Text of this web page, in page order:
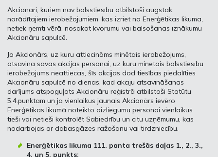
Akcionāri, kuriem nav balsstiesību atbilstoši augstāk
norādītajiem ierobežojumiem, kas izriet no Enerģētikas likuma,
netiek ņemti vērā, nosakot kvorumu vai balsošanas iznākumu
Akcionāru sapulcē.
Ja Akcionārs, uz kuru attiecināms minētais ierobežojums,
atsavina savas akcijas personai, uz kuru minētais balsstiesību
ierobežojums neattiecas, šīs akcijas dod tiesības piedalīties
Akcionāru sapulcē no dienas, kad akciju atsavināšanas
darījums atspoguļots Akcionāru reģistrā atbilstoši Statūtu
5.4.punktam un ja vienlaikus jaunais Akcionārs ievēro
Enerģētikas likumā noteikto aizliegumu personai vienlaikus
tieši vai netieši kontrolēt Sabiedrību un citu uzņēmumu, kas
nodarbojas ar dabasgāzes ražošanu vai tirdzniecību.
Enerģētikas likuma 111. panta trešās daļas 1., 2., 3.,
4. un 5. punkts: